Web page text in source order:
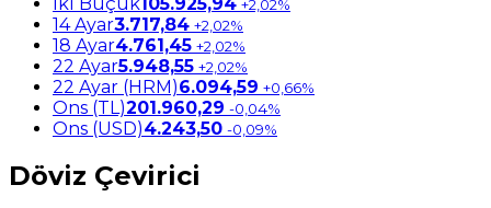
+2,02%
14 Ayar3.717,84 +2,02%
18 Ayar4.761,45 +2,02%
22 Ayar5.948,55 +2,02%
22 Ayar (HRM)6.094,59 +0,66%
Ons (TL)201.960,29 -0,04%
Ons (USD)4.243,50 -0,09%
Döviz Çevirici